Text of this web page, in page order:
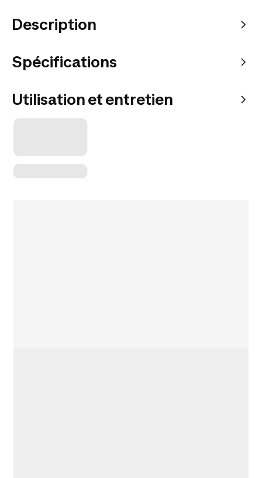
Description
Spécifications
Utilisation et entretien